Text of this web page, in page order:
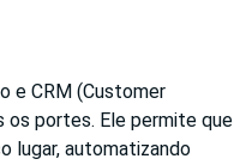
e CRM (Customer
os portes. Ele permite que
lugar, automatizando